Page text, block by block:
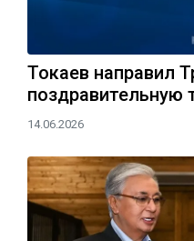
Токаев направил
поздравительную
14.06.2026